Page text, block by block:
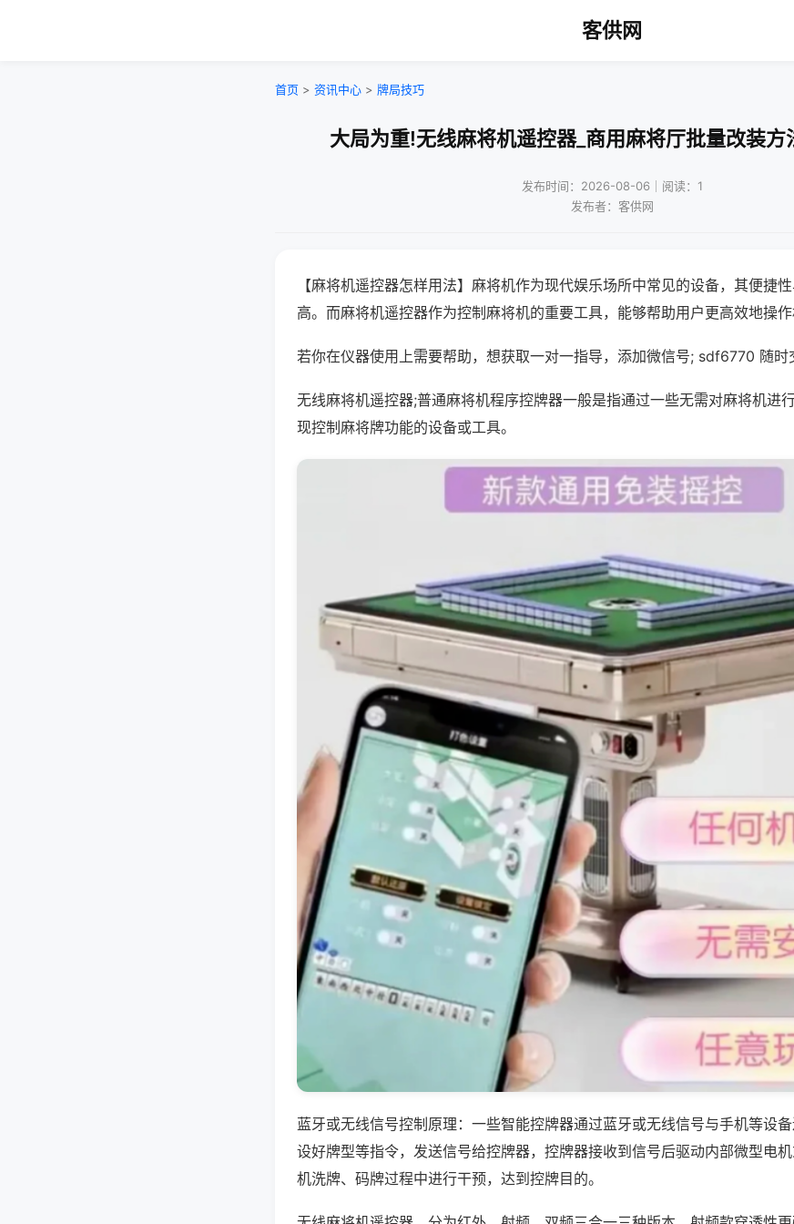
客供网
首页 > 资讯中心 > 牌局技巧
大局为重!无线麻将机遥控器_商用麻将厅批量改装
发布时间：2026-08-06｜阅读：1
发布者：客供网
【麻将机遥控器怎样用法】麻将机作为现代娱乐场所中常见的设备，其便捷
高。而麻将机遥控器作为控制麻将机的重要工具，能够帮助用户更高效地操作
若你在仪器使用上需要帮助，想获取一对一指导，添加微信号; sdf6770 随时
无线麻将机遥控器;普通麻将机程序控牌器一般是指通过一些无需对麻将机进
现控制麻将牌功能的设备或工具。
蓝牙或无线信号控制原理：一些智能控牌器通过蓝牙或无线信号与手机等设
设好牌型等指令，发送信号给控牌器，控牌器接收到信号后驱动内部微型电
机洗牌、码牌过程中进行干预，达到控牌目的。